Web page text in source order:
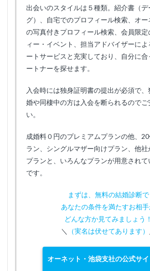
出会いのスタイルは５種類。紹介書（デ
グ）、自宅でのプロフィール検索、オ
の写真付きプロフィール検索、会員限定
ィー・イベント、担当アドバイザーに
ートサービスと充実しており、自分に
ートナーを探せます。
入会時には独身証明書の提出が必須で
婚や同棲中の方は入会を断られるのでご
い。
成婚料０円のプレミアムプランの他、
ラン、シングルマザー向けプラン、他社
プランと、いろんなプランが用意されて
です。
まずは、無料の結婚診断で
あなたの条件を満たすお相
どんな方か見てみましょう！
＼
（実名は伏せてあります）
オーネット・池袋支社の公式サイ